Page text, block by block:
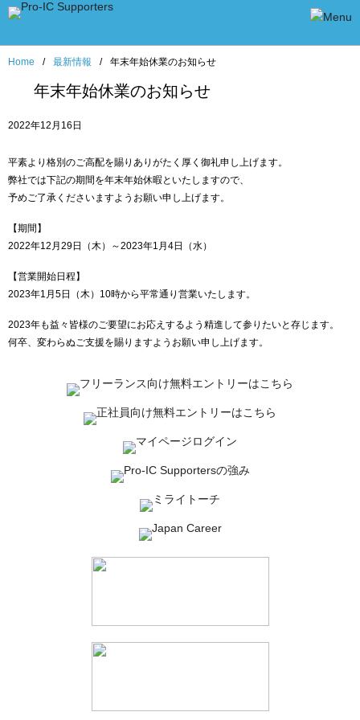
Home / 最新情報 / 年末年始休業のお知らせ
年末年始休業のお知らせ
2022年12月16日
平素より格別のご高配を賜りありがたく厚く御礼申し上げます。
弊社では下記の期間を年末年始休暇といたしますので、
予めご了承くださいますようお願い申し上げます。
【期間】
2022年12月29日（木）～2023年1月4日（水）
【営業開始日程】
2023年1月5日（木）10時から平常通り営業いたします。
2023年も益々皆様のご要望にお応えするよう精進して参りたいと存じます。
何卒、変わらぬご支援を賜りますようお願い申し上げます。